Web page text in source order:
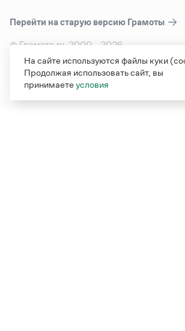
Перейти на старую версию Грамоты
© Грамота.ru, 2000 – 2026
Свидетельство о регистрации СМИ: ЭЛ
выдано 10.02.2023
Дизайн — Мария Екимова /
Мотка
На сайте используются файлы куки
Продолжая использовать сайт, вы
принимаетеусловия